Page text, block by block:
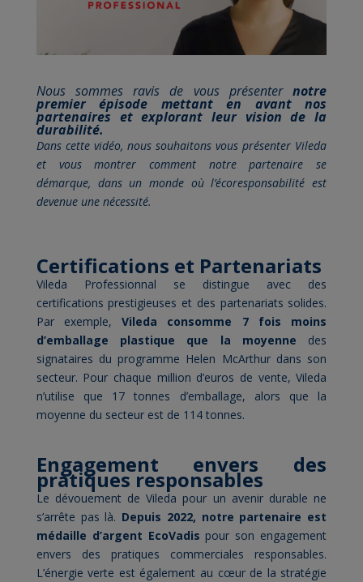
Nous sommes ravis de vous présenternotre
premier épisode mettant en avant nos
partenaires et explorant leur vision de la
durabilité.
Dans cette vidéo, nous souhaitons vous présenter Vileda
et vous montrer comment notre partenaire se
démarque, dans un monde où l’écoresponsabilité est
devenue une nécessité.
Certifications et Partenariats
Vileda Professionnal se distingue avec des
certifications prestigieuses et des partenariats solides.
Par exemple,Vileda consomme 7 fois moins
d’emballage plastique que la moyenne des
signataires du programme Helen McArthur dans son
secteur. Pour chaque million d’euros de vente, Vileda
n’utilise que 17 tonnes d’emballage, alors que la
moyenne du secteur est de 114 tonnes.
Engagement envers des
pratiques responsables
Le dévouement de Vileda pour un avenir durable ne
s’arrête pas là. Depuis 2022, notre partenaire est
médaille d’argent EcoVadis pour son engagement
envers des pratiques commerciales responsables.
L’énergie verte est également au cœur de la stratégie